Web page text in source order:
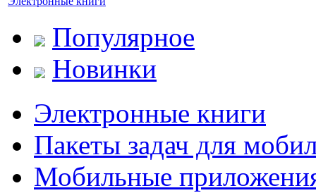
Популярное
Новинки
Электронные книги
Пакеты задач для
Мобильные